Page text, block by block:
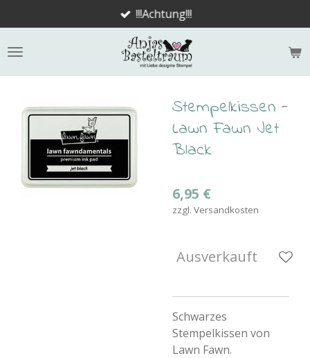
Hauptinhalt
springen
!!!Achtung!!!
Stempelkissen -
Lawn Fawn Jet
Black
6,95 €
zzgl. Versandkosten
Ausverkauft
Schwarzes
Stempelkissen von
Lawn Fawn.